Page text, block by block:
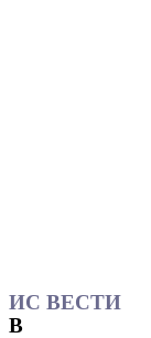
ИС ВЕСТИ
В